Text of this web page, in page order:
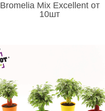
Bromelia Mix Excellent от
10шт